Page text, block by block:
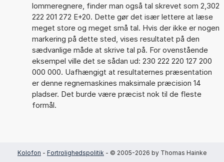
lommeregnere, finder man også tal skrevet som 2,302
222 201 272 E+20. Dette gør det især lettere at læse
meget store og meget små tal. Hvis der ikke er nogen
markering på dette sted, vises resultatet på den
sædvanlige måde at skrive tal på. For ovenstående
eksempel ville det se sådan ud: 230 222 220 127 200
000 000. Uafhængigt at resultaternes præsentation
er denne regnemaskines maksimale præcision 14
pladser. Det burde være præcist nok til de fleste
formål.
Kolofon - Fortrolighedspolitik - © 2005-2026 by Thomas Hainke